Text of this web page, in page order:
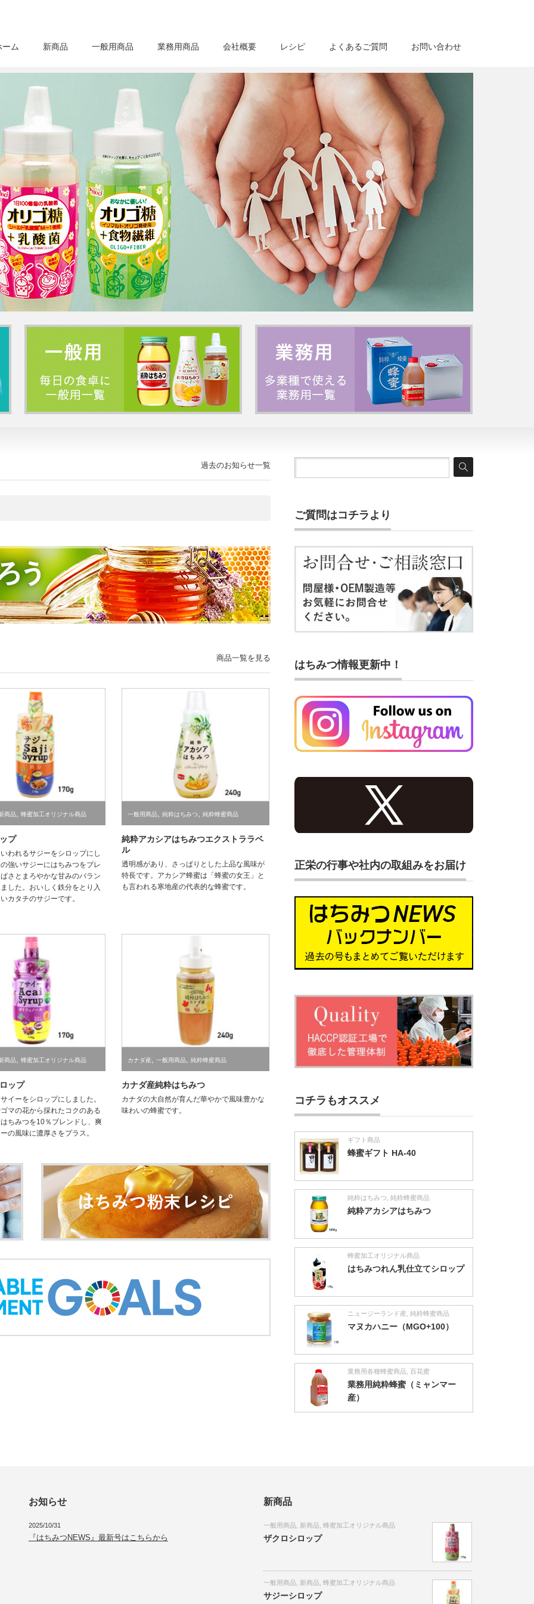
ーム 新商品 一般用商品 業務用商品 会社概要 レシピ よくあるご質問 お問い合わせ
過去のお知らせ一覧
商品 蜂蜜加工オリジナル商品
プ
われるサジーをシロップにし
強いサジーにはちみつをブレ
さとまろやかな甘みのバラン
した。おいしく鉄分をとり入
カタチのサジーです。
一般用商品 純粋はちみつ 純粋蜂蜜商品
純粋アカシアはちみつエクストララベ
ル
透明感があり、さっぱりとした上品な風味が
特長です。アカシア蜂蜜は「蜂蜜の女王」と
も言われる寒地産の代表的な蜂蜜です。
商品 蜂蜜加工オリジナル商品
ップ
イーをシロップにしました。
マの花から採れたコクのある
ちみつを10％ブレンドし、爽
の風味に濃厚さをプラス。
カナダ産 一般用商品 純粋蜂蜜商品
カナダ産純粋はちみつ
カナダの大自然が育んだ華やかで風味豊かな
味わいの蜂蜜です。
商品一覧を見る
ご質問はコチラより
はちみつ情報更新中！
正栄の行事や社内の取組みをお届け
コチラもオススメ
ギフト商品
蜂蜜ギフト HA-40
純粋はちみつ 純粋蜂蜜商品
純粋アカシアはちみつ
蜂蜜加工オリジナル商品
はちみつれん乳仕立てシロップ
ニュージーランド産 純粋蜂蜜商品
マヌカハニー（MGO+100）
業務用各種蜂蜜商品 百花蜜
業務用純粋蜂蜜（ミャンマー
産）
お知らせ
2025/10/31
『はちみつNEWS』最新号はこちらから
新商品
一般用商品 新商品 蜂蜜加工オリジナル商品
ザクロシロップ
一般用商品 新商品 蜂蜜加工オリジナル商品
サジーシロップ